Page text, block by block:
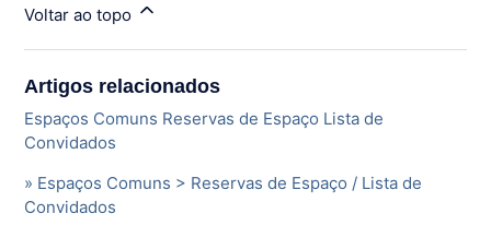
Voltar ao topo
Artigos relacionados
Espaços Comuns Reservas de Espaço Lista de
Convidados
» Espaços Comuns > Reservas de Espaço / Lista de
Convidados